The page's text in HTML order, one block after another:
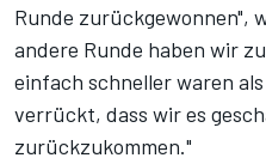
Runde zurückgewonnen",
andere Runde haben wir
einfach schneller waren
verrückt, dass wir es
zurückzukommen."